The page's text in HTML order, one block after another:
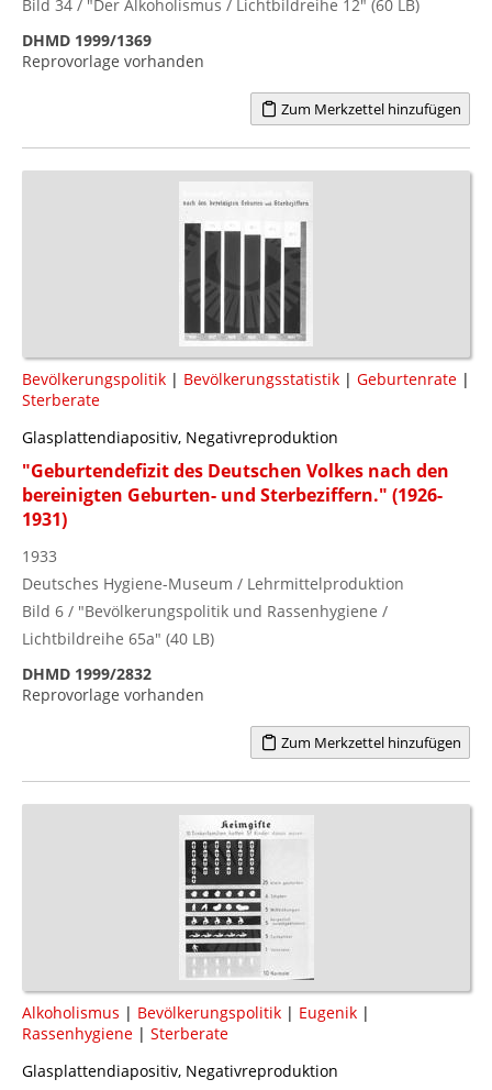
Bild 34 / "Der Alkoholismus / Lichtbildreihe 12" (60 LB)
DHMD 1999/1369
Reprovorlage vorhanden
Zum Merkzettel hinzufügen
Bevölkerungspolitik | Bevölkerungsstatistik | Geburtenrate |
Sterberate
Glasplattendiapositiv, Negativreproduktion
"Geburtendefizit des Deutschen Volkes nach den
bereinigten Geburten- und Sterbeziffern." (1926-
1931)
1933
Deutsches Hygiene-Museum / Lehrmittelproduktion
Bild 6 / "Bevölkerungspolitik und Rassenhygiene /
Lichtbildreihe 65a" (40 LB)
DHMD 1999/2832
Reprovorlage vorhanden
Zum Merkzettel hinzufügen
Alkoholismus | Bevölkerungspolitik | Eugenik |
Rassenhygiene | Sterberate
Glasplattendiapositiv, Negativreproduktion